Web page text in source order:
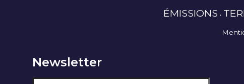
ÉMISSIONS
Newsletter